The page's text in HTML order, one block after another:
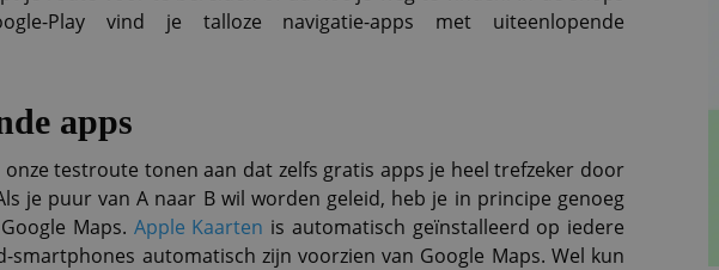
Play vind je talloze navigatie-apps met uiteenlopende
apps
testroute tonen aan dat zelfs gratis apps je heel trefzeker door
je puur van A naar B wil worden geleid, heb je in principe genoeg
Maps. Apple Kaarten is automatisch geïnstalleerd op iedere
smartphones automatisch zijn voorzien van Google Maps. Wel kun